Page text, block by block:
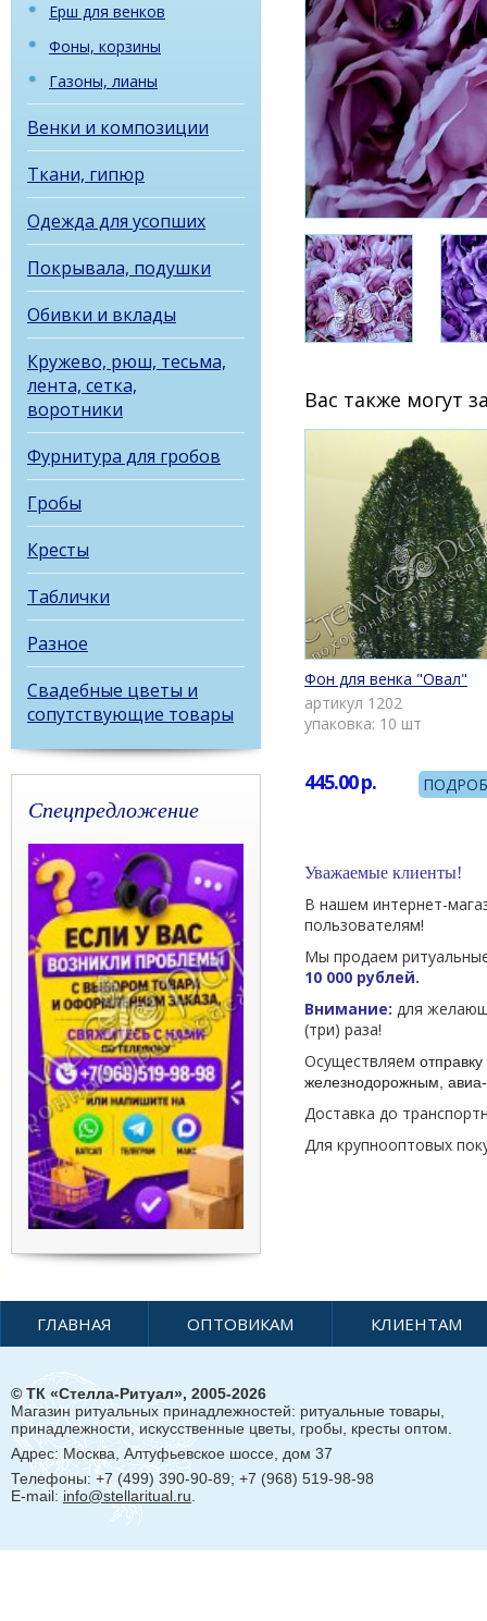
Ерш для венков
Фоны, корзины
Газоны, лианы
Венки и композиции
Ткани, гипюр
Одежда для усопших
Покрывала, подушки
Обивки и вклады
Кружево, рюш, тесьма,
лента, сетка,
воротники
Фурнитура для гробов
Гробы
Кресты
Таблички
Разное
Свадебные цветы и
сопутствующие товары
Спецпредложение
Вас также могут
Фон для венка "Овал"
артикул 1202
упаковка: 10 шт
445.00р.
Уважаемые клиенты!
В нашем интернет-
пользователям!
Мы продаем
10 000 рублей.
Внимание: для
(три) раза!
Осуществляем
железнодорожным,
Доставка до
Для крупнооптовых
ГЛАВНАЯ ОПТОВИКАМ КЛИЕНТАМ
© ТК «Стелла-Ритуал», 2005-2026
Магазин ритуальных принадлежностей: ритуальные товары,
принадлежности, искусственные цветы, гробы, кресты оптом.
Адрес:Москва, Алтуфьевское шоссе, дом 37
Телефоны: +7 (499) 390-90-89; +7 (968) 519-98-98
E-mail:info@stellaritual.ru